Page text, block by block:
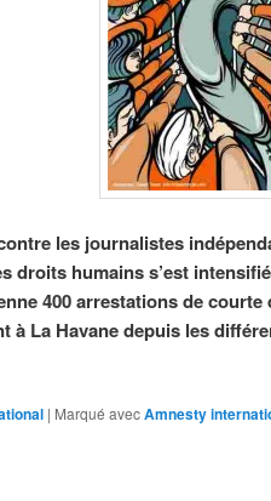
les journalistes
droits humains s’est
400 arrestations de
à La Havane depuis les
| Marqué avecAmnesty